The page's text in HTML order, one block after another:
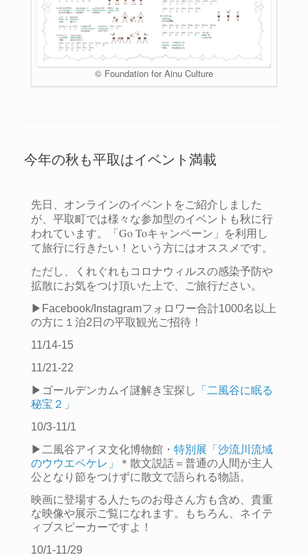
© Foundation for Ainu Culture
今年の秋も平取はイベント満載
先日、オンラインのイベントをご紹介しました
が、平取町では様々な参加型のイベントも秋に行
われています。
「Go Toキャンペーン」を利用し
て旅行に行きたい！という方にはオススメです。
ただし、くれぐれもコロナウィルスの感染予防や
拡散にお気をつけ頂いた上で、ご旅行ださい。
▶︎Facebook/Instagramフォロワー合計1000名以上
の方に１泊2日の平取観光ご招待！
11/14-15
11/21-22
▶︎ゴールデンカムイ謎解き宝探し
「二風谷に眠る
秘宝２」
10/3-11/1
▶︎二風谷アイヌ文化博物館・ 特別展「沙流川流域
のウウエペケレ」
＊散文説話＝普通の人間が主人
公となり節をつけずに散文で語られる物語。
映画に登場する人たちのお母さん方も含め、貴重
な映像や展示ご覧になれます。もちろん、ネイテ
ィブスピーカーですよ！
10/1-11/29